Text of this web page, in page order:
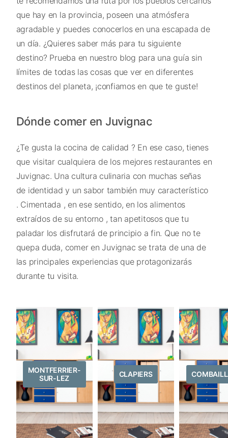
que hay en la provincia, poseen una atmósfera
agradable y puedes conocerlos en una escapada de
un día. ¿Quieres saber más para tu siguiente
destino? Prueba en nuestro blog para una guía sin
límites de todas las cosas que ver en diferentes
destinos del planeta, ¡confiamos en que te guste!
Dónde comer en Juvignac
¿Te gusta la cocina de calidad ? En ese caso, tienes
que visitar cualquiera de los mejores restaurantes en
Juvignac. Una cultura culinaria con muchas señas
de identidad y un sabor también muy característico
. Cimentada , en ese sentido, en los alimentos
extraídos de su entorno , tan apetitosos que tu
paladar los disfrutará de principio a fin. Que no te
quepa duda, comer en Juvignac se trata de una de
las principales experiencias que protagonizarás
durante tu visita.
MONTFERRIER-
SUR-LEZ
CLAPIERS